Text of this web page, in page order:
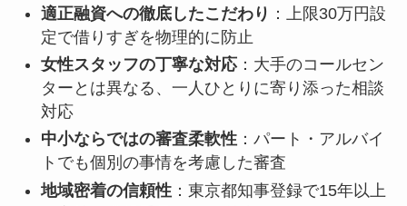
適正融資への徹底したこだわり ：上限30万円設
定で借りすぎを物理的に防止
女性スタッフの丁寧な対応：大手のコールセン
ターとは異なる、一人ひとりに寄り添った相談
対応
中小ならではの審査柔軟性：パート・アルバイ
トでも個別の事情を考慮した審査
地域密着の信頼性：東京都知事登録で15年以上